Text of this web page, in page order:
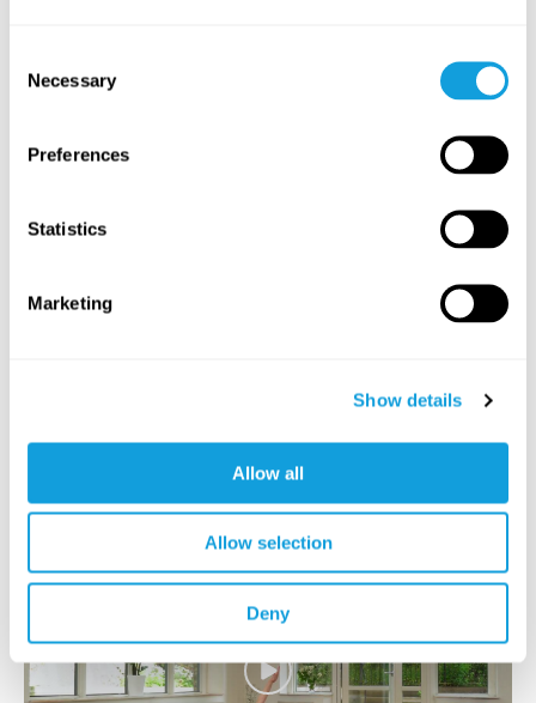
Selection
Necessary
Preferences
Statistics
Marketing
Show details
Allow all
Allow selection
Deny
10min
FOR EVERYONE